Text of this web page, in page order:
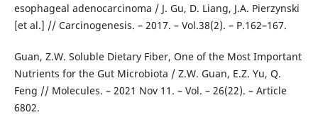
esophageal adenocarcinoma / J. Gu, D. Liang, J.A. Pierzynski
[et al.] // Carcinogenesis. – 2017. – Vol.38(2). – Р.162–167.
Guan, Z.W. Soluble Dietary Fiber, One of the Most Important
Nutrients for the Gut Microbiota / Z.W. Guan, E.Z. Yu, Q.
Feng // Molecules. – 2021 Nov 11. – Vol. – 26(22). – Article
6802.